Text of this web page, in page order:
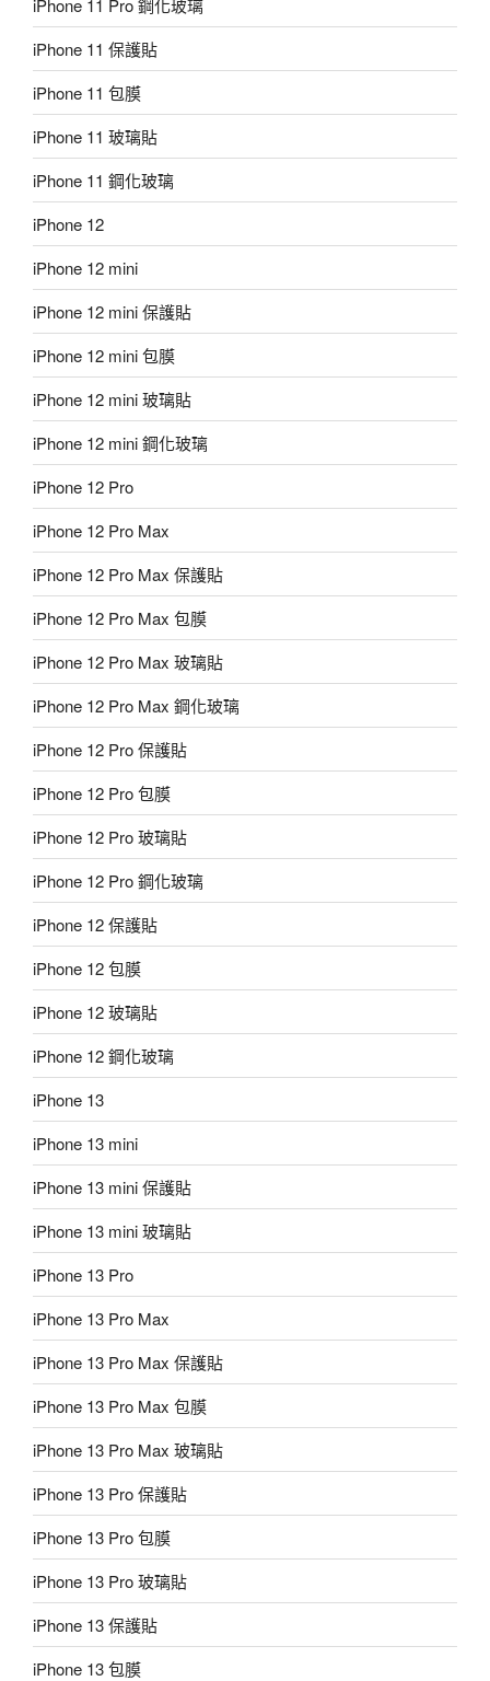
iPhone 11 Pro 鋼化玻璃
iPhone 11 保護貼
iPhone 11 包膜
iPhone 11 玻璃貼
iPhone 11 鋼化玻璃
iPhone 12
iPhone 12 mini
iPhone 12 mini 保護貼
iPhone 12 mini 包膜
iPhone 12 mini 玻璃貼
iPhone 12 mini 鋼化玻璃
iPhone 12 Pro
iPhone 12 Pro Max
iPhone 12 Pro Max 保護貼
iPhone 12 Pro Max 包膜
iPhone 12 Pro Max 玻璃貼
iPhone 12 Pro Max 鋼化玻璃
iPhone 12 Pro 保護貼
iPhone 12 Pro 包膜
iPhone 12 Pro 玻璃貼
iPhone 12 Pro 鋼化玻璃
iPhone 12 保護貼
iPhone 12 包膜
iPhone 12 玻璃貼
iPhone 12 鋼化玻璃
iPhone 13
iPhone 13 mini
iPhone 13 mini 保護貼
iPhone 13 mini 玻璃貼
iPhone 13 Pro
iPhone 13 Pro Max
iPhone 13 Pro Max 保護貼
iPhone 13 Pro Max 包膜
iPhone 13 Pro Max 玻璃貼
iPhone 13 Pro 保護貼
iPhone 13 Pro 包膜
iPhone 13 Pro 玻璃貼
iPhone 13 保護貼
iPhone 13 包膜